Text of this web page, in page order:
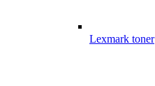
Lexmark toner